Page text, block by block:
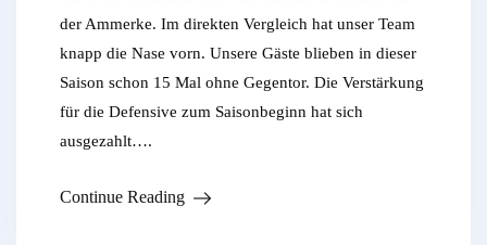
der Ammerke. Im direkten Vergleich hat unser Team
knapp die Nase vorn. Unsere Gäste blieben in dieser
Saison schon 15 Mal ohne Gegentor. Die Verstärkung
für die Defensive zum Saisonbeginn hat sich
ausgezahlt….
Continue Reading